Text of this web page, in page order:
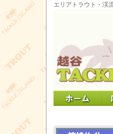
エリアトラウト・渓